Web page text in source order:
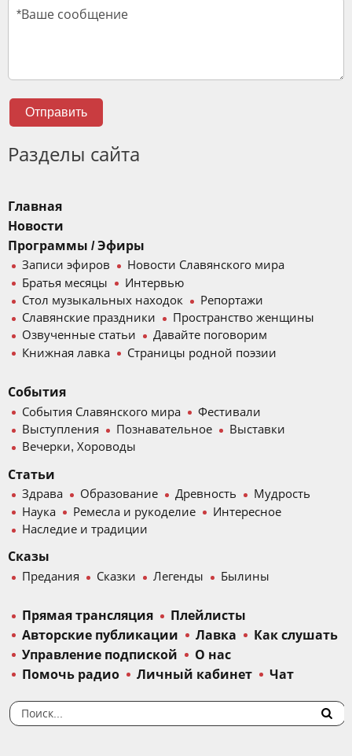
Отправить
Разделы сайта
Главная
Новости
Программы / Эфиры
Записи эфиров
Новости Славянского мира
Братья месяцы
Интервью
Стол музыкальных находок
Репортажи
Славянские праздники
Пространство женщины
Озвученные статьи
Давайте поговорим
Книжная лавка
Страницы родной поэзии
События
События Славянского мира
Фестивали
Выступления
Познавательное
Выставки
Вечерки, Хороводы
Статьи
Здрава Образование Древность
Мудрость
Наука
Ремесла и рукоделие
Интересное
Наследие и традиции
Сказы
Предания Сказки Легенды Былины
Прямая трансляция
Плейлисты
Авторские публикации
Лавка
Как слушать
Управление подпиской
О нас
Помочь радио
Личный кабинет Чат